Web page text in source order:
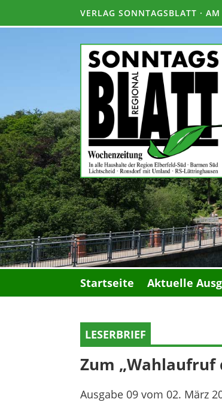
VERLAG SONNTAGSBLATT ·
Startseite Aktuelle
LESERBRIEF
Zum „Wahlaufruf
Ausgabe 09 vom 02. März